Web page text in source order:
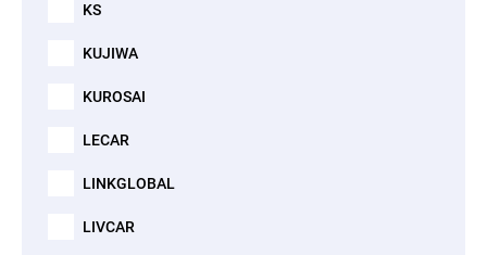
KS
KUJIWA
KUROSAI
LECAR
LINKGLOBAL
LIVCAR